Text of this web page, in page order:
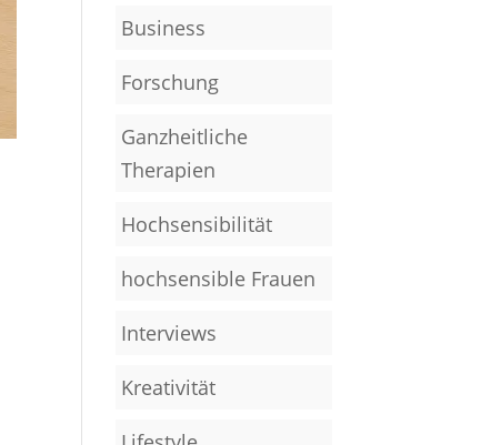
Business
Forschung
Ganzheitliche
Therapien
Hochsensibilität
hochsensible Frauen
Interviews
Kreativität